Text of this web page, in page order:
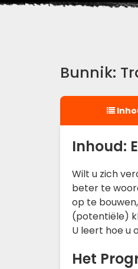
Bunnik:
Inhoud:
Wilt u zich
beter te
op te
(potentiële)
U leert hoe u
Het